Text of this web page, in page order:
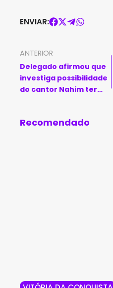
ENVIAR:
ANTERIOR
Delegado afirmou que
investiga possibilidade
do cantor Nahim ter
Recomendado